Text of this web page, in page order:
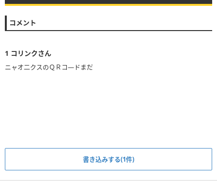
コメント
1 コリンクさん
ニャオ二クスのＱＲコ―ドまだ
書き込みする(1件)